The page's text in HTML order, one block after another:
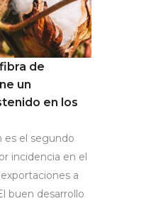
de
un
en los
es el segundo
incidencia en el
a
buen desarrollo